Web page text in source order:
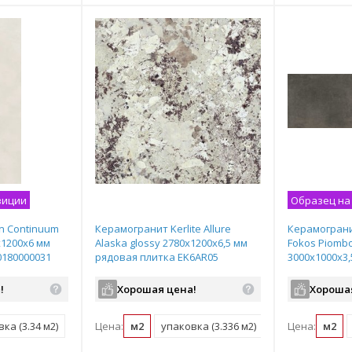
Continuum
мм
(3.34 м2) поддон (60.05 м2)
Керамогранит Kerlite Allure
Alaska glossy 2780х1200х6,5 мм
рядовая плитка EK6AR05
Хорошая цена!
Цена: м2 упаковка (3.336 м2) поддон (60.04
Образец на
Fokos
Цена: м2